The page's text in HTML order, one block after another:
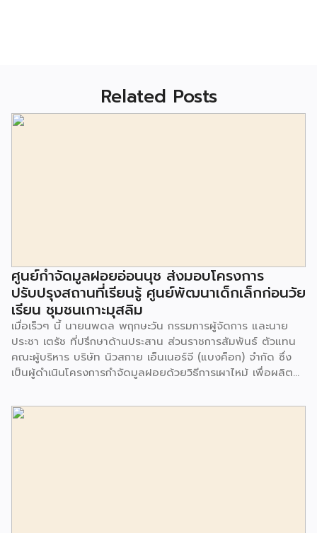
Related Posts
ศูนย์กำจัดมูลฝอยอ่อนนุช ส่งมอบโครงการ
ปรับปรุงสถานที่เรียนรู้ ศูนย์พัฒนาเด็กเล็กก่อนวัย
เรียน ชุมชนเกาะมุสลิม
เมื่อเร็วๆ นี้ นายนพดล พฤกษะวัน กรรมการผู้จัดการ และนาย
ประชา เตรัช ที่ปรึกษาด้านประสาน ส่วนราชการสัมพันธ์ ตัวแทน
คณะผู้บริหาร บริษัท นิวสกาย เอ็นเนอร์จี (แบงค็อก) จํากัด ซึ่ง
เป็นผู้ดำเนินโครงการกำจัดมูลฝอยด้วยวิธีการเผาไหม้ เพื่อผลิต
มูลฝอยอ่อนนุช เป็นประธานในพิธีส่งมอบโครงการปรับปรุงสถาน
ที่เรียนรู้ ศูนย์พัฒนาเด็กเล็ก ก่อนวัยเรียน ชุมชนเกาะมุสลิม แขวง